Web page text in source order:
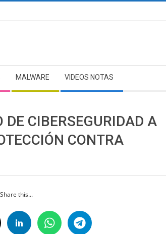
MALWARE VIDEOS NOTAS
CIBERSEGURIDAD A
CONTRA
Share this...